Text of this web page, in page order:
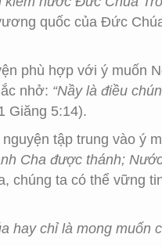
quốc của Đức
phù hợp với ý muốn
nhở: “Nầy là điều
Giăng 5:14).
tập trung vào ý
Cha được thánh;
chúng ta có thể vững
hay chỉ là mong muốn